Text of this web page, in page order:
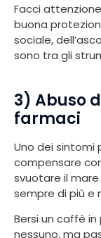
Facci
buona
sociale,
sono tra gli
3) Abuso
farmaci
Uno dei sintomi
compensare
svuotare il
sempre di più e
Bersi un caffè
nessuno, ma